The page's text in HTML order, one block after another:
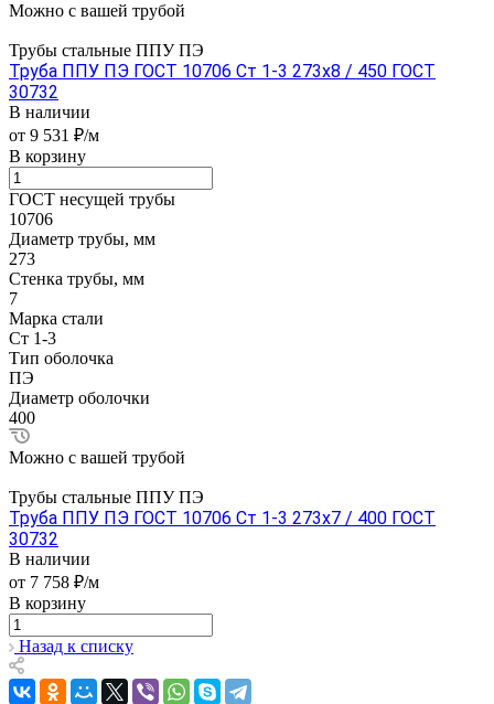
Можно с вашей трубой
Трубы стальные ППУ ПЭ
Труба ППУ ПЭ ГОСТ 10706 Ст 1-3 273x8 / 450 ГОСТ
30732
В наличии
от 9 531 ₽/м
В корзину
ГОСТ несущей трубы
10706
Диаметр трубы, мм
273
Стенка трубы, мм
7
Марка стали
Ст 1-3
Тип оболочка
ПЭ
Диаметр оболочки
400
Можно с вашей трубой
Трубы стальные ППУ ПЭ
Труба ППУ ПЭ ГОСТ 10706 Ст 1-3 273x7 / 400 ГОСТ
30732
В наличии
от 7 758 ₽/м
В корзину
Назад к списку